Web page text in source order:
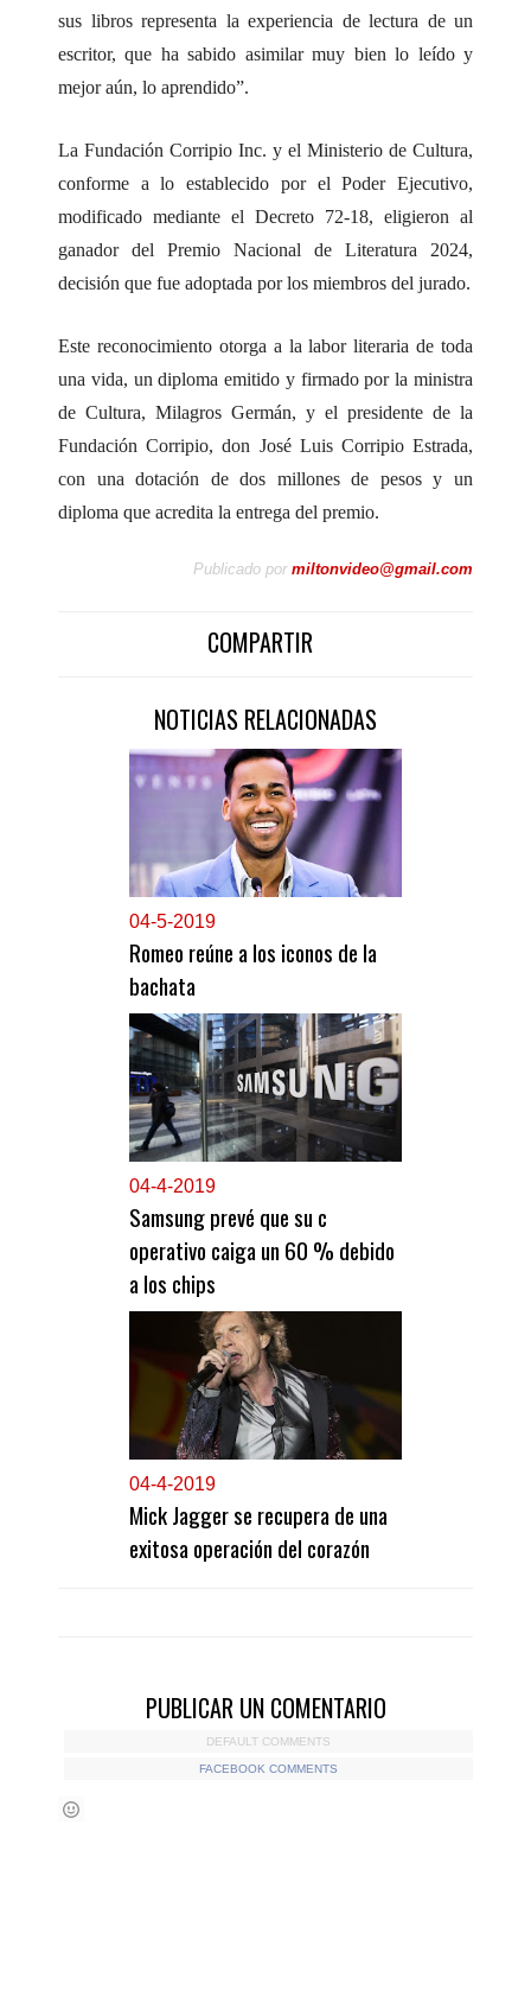
sus libros representa la experiencia de lectura de un
escritor, que ha sabido asimilar muy bien lo leído y
mejor aún, lo aprendido”.
La Fundación Corripio Inc. y el Ministerio de Cultura,
conforme a lo establecido por el Poder Ejecutivo,
modificado mediante el Decreto 72-18, eligieron al
ganador del Premio Nacional de Literatura 2024,
decisión que fue adoptada por los miembros del jurado.
Este reconocimiento otorga a la labor literaria de toda
una vida, un diploma emitido y firmado por la ministra
de Cultura, Milagros Germán, y el presidente de la
Fundación Corripio, don José Luis Corripio Estrada,
con una dotación de dos millones de pesos y un
diploma que acredita la entrega del premio.
Publicado por miltonvideo@gmail.com
COMPARTIR
NOTICIAS RELACIONADAS
04-5-2019
Romeo reúne a los iconos de la
bachata
04-4-2019
Samsung prevé que su c
operativo caiga un 60 % debido
a los chips
04-4-2019
Mick Jagger se recupera de una
exitosa operación del corazón
PUBLICAR UN COMENTARIO
DEFAULT COMMENTS
FACEBOOK COMMENTS